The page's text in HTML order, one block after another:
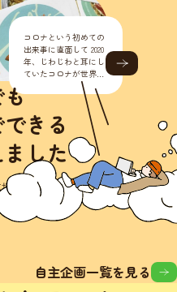
自主企画一覧を見る